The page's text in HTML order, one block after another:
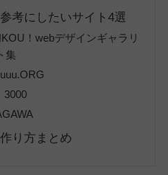
考にしたいサイト4選
！webデザインギャラリ
集
り方まとめ